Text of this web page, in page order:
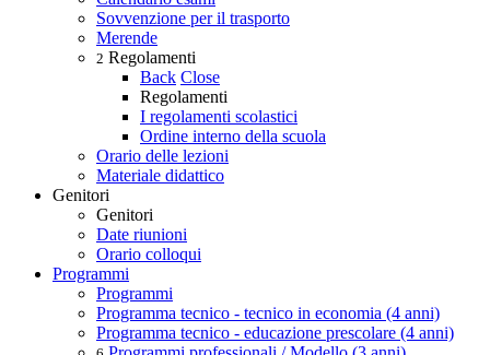
Sovvenzione per il trasporto
Merende
2 Regolamenti
Back Close
Regolamenti
I regolamenti scolastici
Ordine interno della scuola
Orario delle lezioni
Materiale didattico
Genitori
Genitori
Date riunioni
Orario colloqui
Programmi
Programmi
Programma tecnico - tecnico in economia (4 anni)
Programma tecnico - educazione prescolare (4 anni)